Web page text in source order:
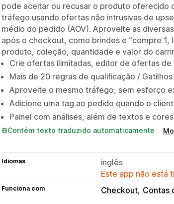
pode aceitar ou recusar o produto oferecido
tráfego usando ofertas não intrusivas de
médio do pedido (AOV). Aproveite as
após o checkout, como brindes e “compre
produto, coleção, quantidade e valor do
Crie ofertas ilimitadas, editor de ofertas
Mais de 20 regras de qualificação /
Aproveite o mesmo tráfego, sem esforço
Adicione uma tag ao pedido quando o
Painel com análises, além de textos e
Contém texto traduzido automaticamente
Idiomas
inglês
Este app não está
Funciona com Checkout Contas